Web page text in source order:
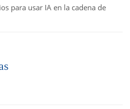
para usar IA en la cadena de